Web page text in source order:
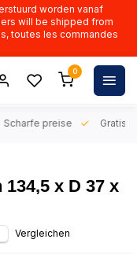
worden vanaf
will be shipped from
toutes les commandes
0
Scharfe preise Gratis
x D 37 x
Vergleichen